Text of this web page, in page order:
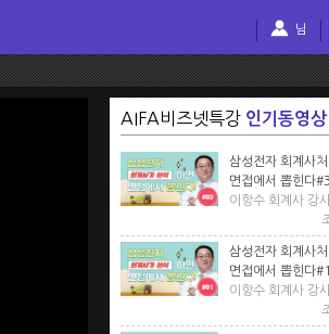
님
AIFA비즈넷특강 인기동영상
삼성전자 회계사
면접에서 뽑힌다#3
이항수 회계사 강
삼성전자 회계사
면접에서 뽑힌다#1
이항수 회계사 강